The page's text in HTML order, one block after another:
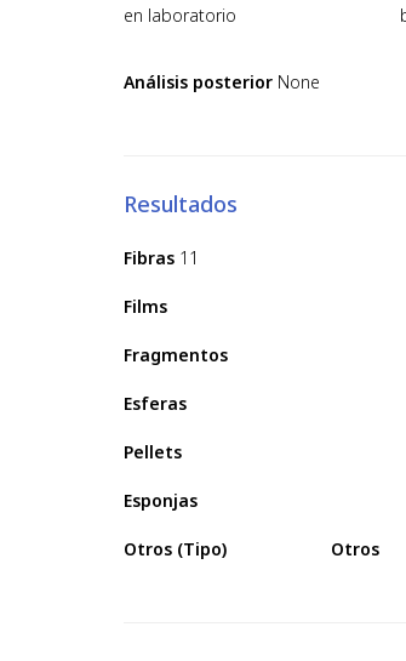
en laboratorio
Análisis posterior None
Resultados
Fibras 11
Films
Fragmentos
Esferas
Pellets
Esponjas
Otros (Tipo) Otros